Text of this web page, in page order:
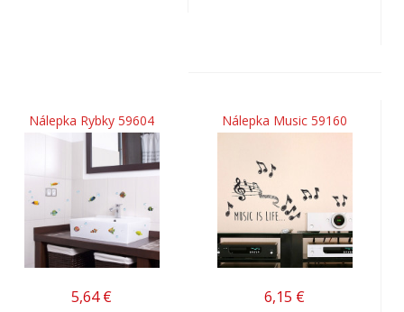
Nálepka Rybky 59604
5,64 €
Nálepka Music 59160
6,15 €